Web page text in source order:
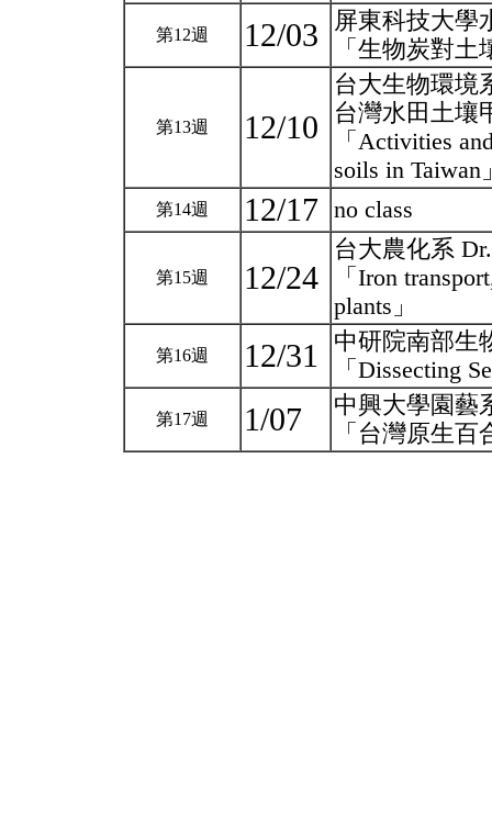
第12週 12/03
屏東科技大學
「生物炭對
第13週 12/10
台大生物環境
台灣水田土壤
「Activities
soils in
第14週 12/17 no class
第15週 12/24
台大農化系
「Iron
plants」
第16週 12/31
中研院南部生
「Dissecting
第17週 1/07
中興大學園藝
「台灣原生